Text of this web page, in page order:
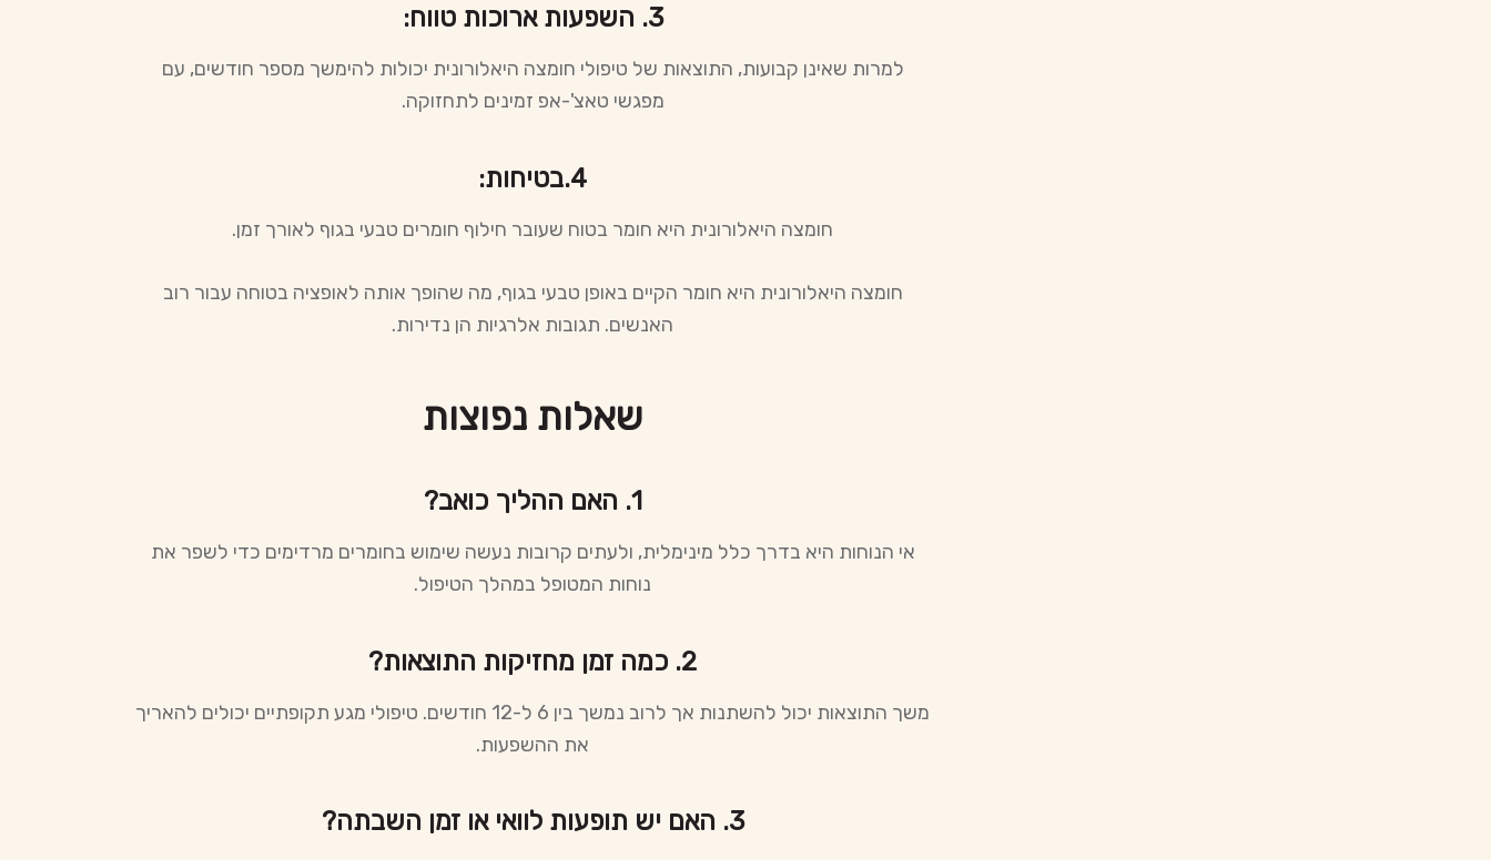
3. השפעות ארוכות טווח:
למרות שאינן קבועות, התוצאות של טיפולי חומצה היאלורונית יכולות להימשך מספר חודשים, עם
מפגשי טאצ'-אפ זמינים לתחזוקה.
4.בטיחות:
חומצה היאלורונית היא חומר בטוח שעובר חילוף חומרים טבעי בגוף לאורך זמן.
חומצה היאלורונית היא חומר הקיים באופן טבעי בגוף, מה שהופך אותה לאופציה בטוחה עבור רוב
האנשים. תגובות אלרגיות הן נדירות.
שאלות נפוצות
1. האם ההליך כואב?
אי הנוחות היא בדרך כלל מינימלית, ולעתים קרובות נעשה שימוש בחומרים מרדימים כדי לשפר את
נוחות המטופל במהלך הטיפול.
2. כמה זמן מחזיקות התוצאות?
משך התוצאות יכול להשתנות אך לרוב נמשך בין 6 ל-12 חודשים. טיפולי מגע תקופתיים יכולים להאריך
את ההשפעות.
3. האם יש תופעות לוואי או זמן השבתה?